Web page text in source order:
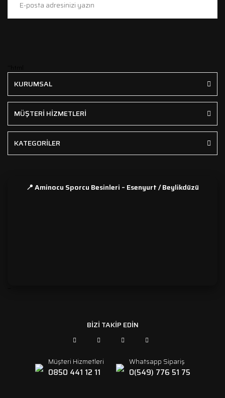
KURUMSAL
MÜŞTERİ HİZMETLERİ
KATEGORİLER
📍 Aminocu Sporcu Besinleri – Esenyurt / Beylikdüzü
BİZİ TAKİP EDİN
Müşteri Hizmetleri
0850 441 12 11
Whatsapp Sipariş
0(549) 776 51 75